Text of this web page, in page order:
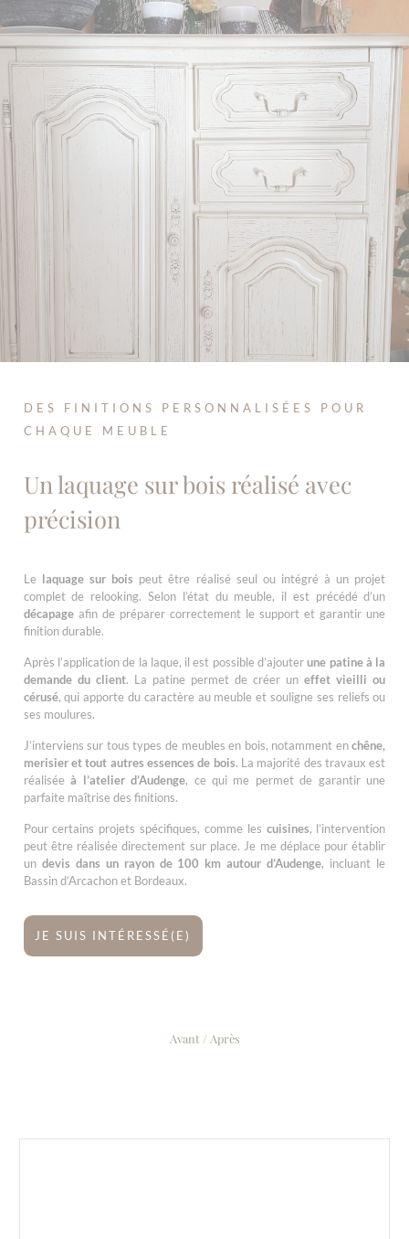
DES FINITIONS PERSONNALISÉES POUR
CHAQUE MEUBLE
Un laquage sur bois réalisé avec
précision
Le laquage sur bois peut être réalisé seul ou intégré à un projet
complet de relooking. Selon l’état du meuble, il est précédé d’un
décapageafin de préparer correctement le support et garantir une
finition durable.
Après l’application de la laque, il est possible d’ajouterune patine à la
demande du client. La patine permet de créer uneffet vieilli ou
cérusé, qui apporte du caractère au meuble et souligne ses reliefs ou
ses moulures.
J’interviens sur tous types de meubles en bois, notamment enchêne,
merisier et tout autres essences de bois. La majorité des travaux est
réaliséeà l’atelier d’Audenge, ce qui me permet de garantir une
parfaite maîtrise des finitions.
Pour certains projets spécifiques, comme les cuisines, l’intervention
peut être réalisée directement sur place. Je me déplace pour établir
un devis dans un rayon de 100 km autour d’Audenge, incluant le
Bassin d’Arcachon et Bordeaux.
JE SUIS INTÉRESSÉ(E)
Avant / Après